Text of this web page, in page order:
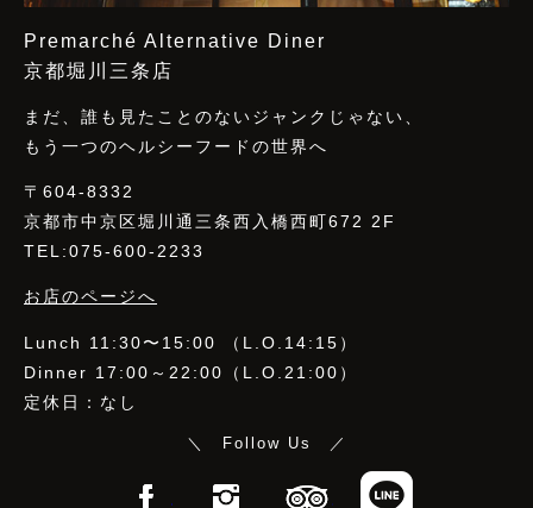
Premarché Alternative Diner
京都堀川三条店
まだ、誰も見たことのないジャンクじゃない、
もう一つのヘルシーフードの世界へ
〒604-8332
京都市中京区堀川通三条西入橋西町672 2F
TEL:075-600-2233
お店のページへ
Lunch 11:30〜15:00 （L.O.14:15）
Dinner 17:00～22:00（L.O.21:00）
定休日：なし
＼ Follow Us ／
FacebookInstagramTripAdvisor